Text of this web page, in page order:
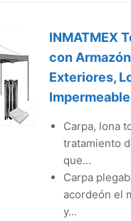
INMATMEX
con
Exteriores,
Carpa, lona
tratamiento
que...
Carpa
acordeón el
y...